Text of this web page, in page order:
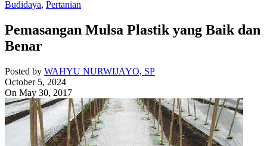
Budidaya, Pertanian
Pemasangan Mulsa Plastik yang Baik dan
Benar
Posted by WAHYU NURWIJAYO, SP
October 5, 2024
On May 30, 2017